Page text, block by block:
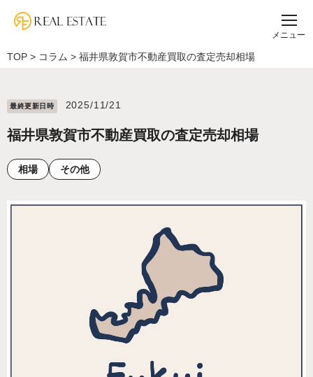
メニュー
TOP > コラム > 福井県敦賀市不動産買取の査定売却相場
最終更新⽇時 2025/11/21
福井県敦賀市不動産買取の査定売却相場
相場 その他